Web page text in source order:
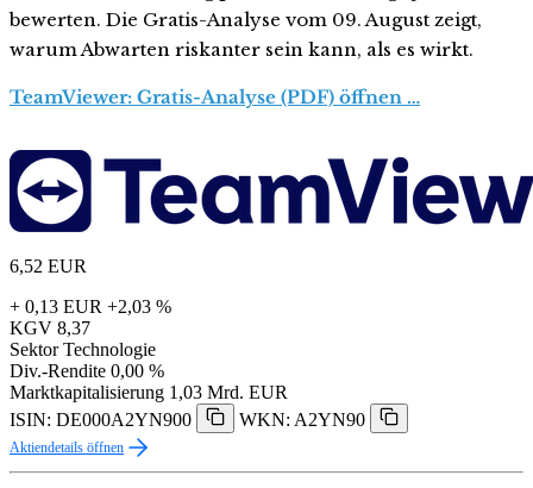
bewerten. Die Gratis-Analyse vom 09. August zeigt,
warum Abwarten riskanter sein kann, als es wirkt.
TeamViewer: Gratis-Analyse (PDF) öffnen …
6,52 EUR
+ 0,13 EUR +2,03 %
KGV 8,37
Sektor Technologie
Div.-Rendite 0,00 %
Marktkapitalisierung 1,03 Mrd. EUR
ISIN: DE000A2YN900
WKN: A2YN90
Aktiendetails öffnen